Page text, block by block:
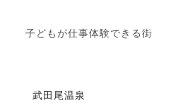
子どもが仕事体験できる街
武田尾温泉